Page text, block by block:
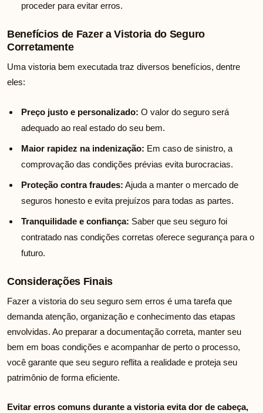
proceder para evitar erros.
Benefícios de Fazer a Vistoria do Seguro
Corretamente
Uma vistoria bem executada traz diversos benefícios, dentre
eles:
Preço justo e personalizado: O valor do seguro será
adequado ao real estado do seu bem.
Maior rapidez na indenização: Em caso de sinistro, a
comprovação das condições prévias evita burocracias.
Proteção contra fraudes: Ajuda a manter o mercado de
seguros honesto e evita prejuízos para todas as partes.
Tranquilidade e confiança: Saber que seu seguro foi
contratado nas condições corretas oferece segurança para o
futuro.
Considerações Finais
Fazer a vistoria do seu seguro sem erros é uma tarefa que
demanda atenção, organização e conhecimento das etapas
envolvidas. Ao preparar a documentação correta, manter seu
bem em boas condições e acompanhar de perto o processo,
você garante que seu seguro reflita a realidade e proteja seu
patrimônio de forma eficiente.
Evitar erros comuns durante a vistoria evita dor de cabeça,